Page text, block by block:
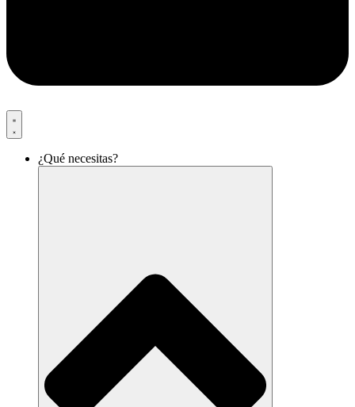
¿Qué necesitas?